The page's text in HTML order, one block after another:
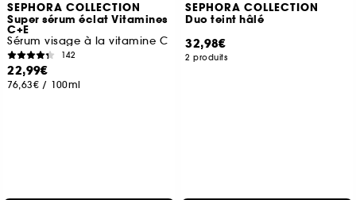
SEPHORA COLLECTION
Super sérum éclat Vitamines
C+E
Sérum visage à la vitamine C
142
22,99€
76,63€ / 100ml
SEPHORA COLLECTION
Duo teint hâlé
32,98€
2 produits